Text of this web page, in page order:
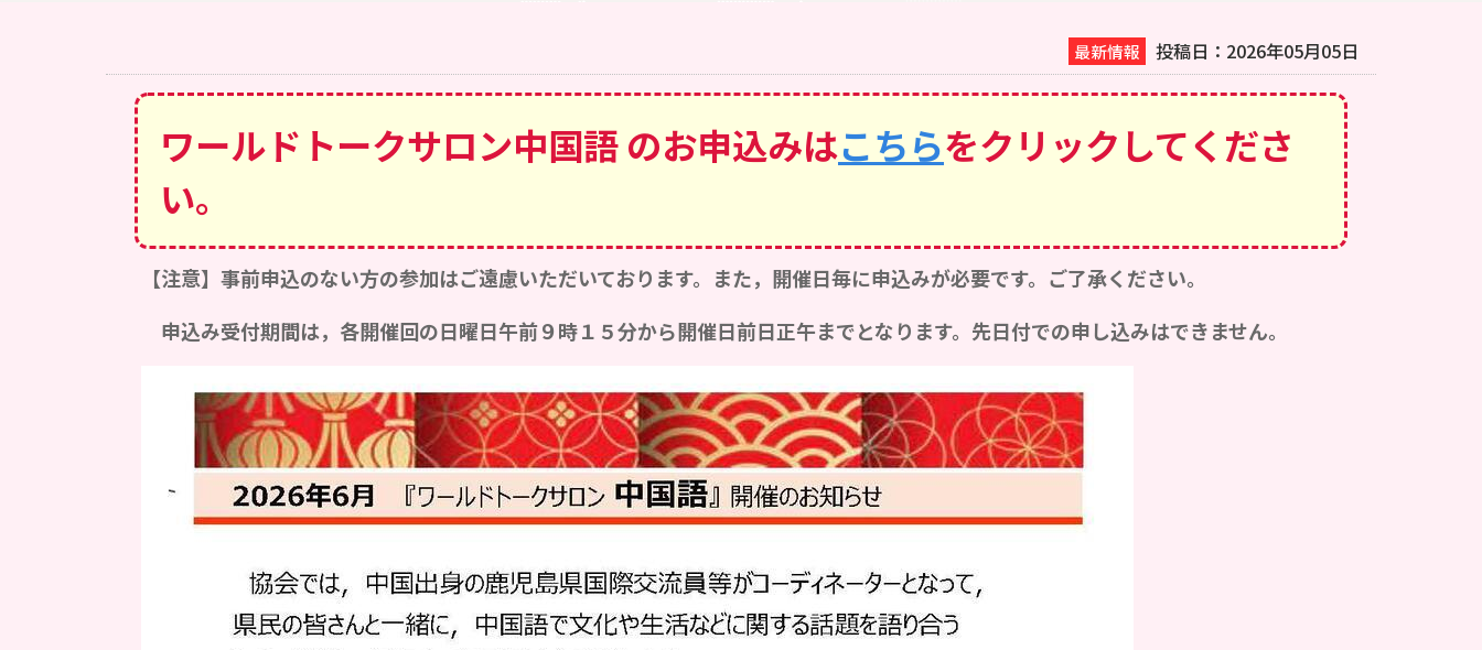
最新情報 投稿日：2026年05月05日
ワールドトークサロン中国語 のお申込みはこちらをクリックしてくださ
い。
【注意】事前申込のない方の参加はご遠慮いただいております。また，開催日毎に申込みが必要です。ご了承ください。
申込み受付期間は，各開催回の日曜日午前９時１５分から開催日前日正午までとなります。先日付での申し込みはできません。